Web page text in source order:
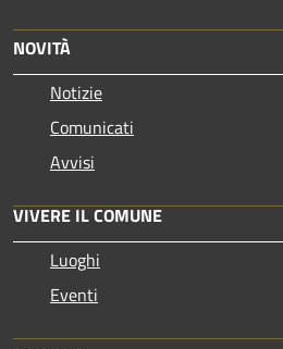
NOVITÀ
Notizie
Comunicati
Avvisi
VIVERE IL COMUNE
Luoghi
Eventi